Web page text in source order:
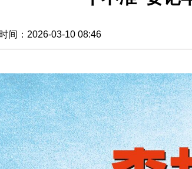
：2026-03-10 08:46